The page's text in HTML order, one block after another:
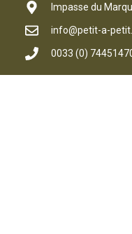
Impasse du
info@petit-a-
0033 (0)